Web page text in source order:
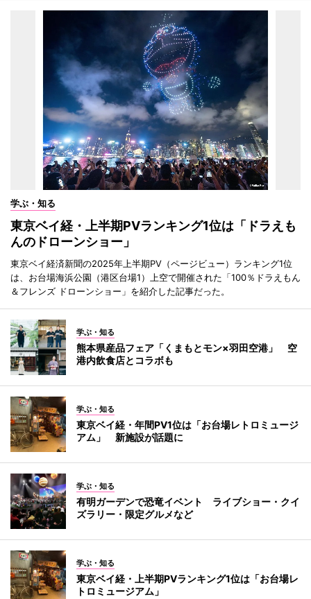
学ぶ・知る
東京ベイ経・上半期PVランキング1位は「ドラえも
んのドローンショー」
東京ベイ経済新聞の2025年上半期PV（ページビュー）ランキング1位
は、お台場海浜公園（港区台場1）上空で開催された「100％ドラえもん
＆フレンズ ドローンショー」を紹介した記事だった。
学ぶ・知る
熊本県産品フェア「くまもとモン×羽田空港」 空
港内飲食店とコラボも
学ぶ・知る
東京ベイ経・年間PV1位は「お台場レトロミュージ
アム」 新施設が話題に
学ぶ・知る
有明ガーデンで恐竜イベント ライブショー・クイ
ズラリー・限定グルメなど
学ぶ・知る
東京ベイ経・上半期PVランキング1位は「お台場レ
トロミュージアム」